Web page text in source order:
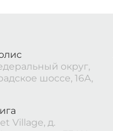
округ,
шоссе, 16А,
Village, д.